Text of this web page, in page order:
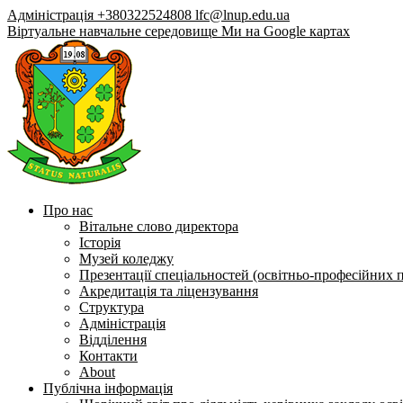
Адміністрація +380322524808 lfc@lnup.edu.ua
Віртуальне навчальне середовище Ми на Google картах
Про нас
Вітальне слово директора
Історія
Музей коледжу
Презентації спеціальностей (освітньо-професійних
Акредитація та ліцензування
Структура
Адміністрація
Відділення
Контакти
About
Публічна інформація